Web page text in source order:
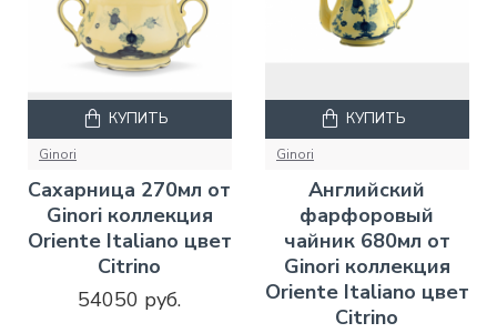
Ginori
Сахарница 270мл от
Ginori коллекция
Oriente Italiano цвет
Citrino
54050 руб.
КУПИТЬ
Ginori
Английский
фарфоровый
чайник 680мл от
Ginori коллекция
Oriente Italiano цвет
Citrino
КУПИТЬ